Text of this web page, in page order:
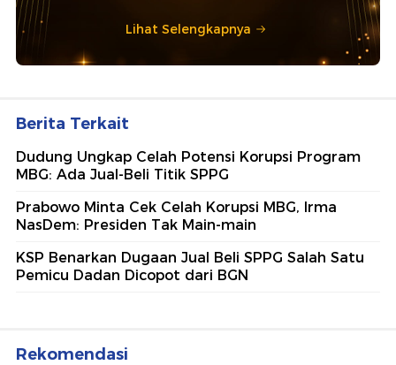
Lihat Selengkapnya
Berita Terkait
Dudung Ungkap Celah Potensi Korupsi Program
MBG: Ada Jual-Beli Titik SPPG
Prabowo Minta Cek Celah Korupsi MBG, Irma
NasDem: Presiden Tak Main-main
KSP Benarkan Dugaan Jual Beli SPPG Salah Satu
Pemicu Dadan Dicopot dari BGN
Rekomendasi